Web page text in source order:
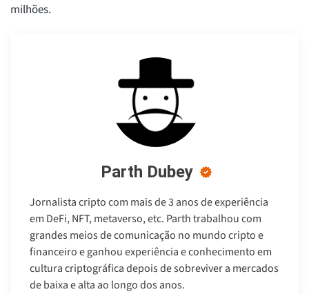
milhões.
Parth Dubey
Jornalista cripto com mais de 3 anos de experiência
em DeFi, NFT, metaverso, etc. Parth trabalhou com
grandes meios de comunicação no mundo cripto e
financeiro e ganhou experiência e conhecimento em
cultura criptográfica depois de sobreviver a mercados
de baixa e alta ao longo dos anos.